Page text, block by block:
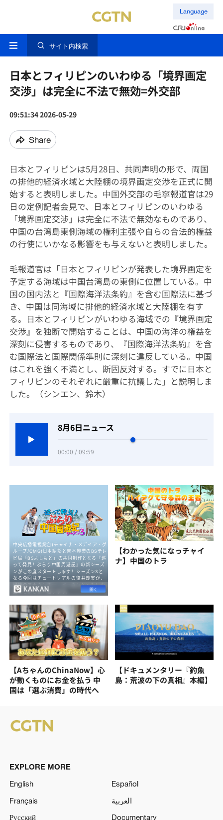
Language
サイト内検索
日本とフィリピンのいわゆる「境界画定
交渉」は完全に不法で無効=外交部
09:51:34 2026-05-29
Share
日本とフィリピンは5月28日、共同声明の形で、両国
の排他的経済水域と大陸棚の境界画定交渉を正式に開
始すると表明しました。中国外交部の毛寧報道官は29
日の定例記者会見で、日本とフィリピンのいわゆる
「境界画定交渉」は完全に不法で無効なものであり、
中国の台湾島東側海域の権利主張や自らの合法的権益
の行使にいかなる影響をも与えないと表明しました。
毛報道官は「日本とフィリピンが発表した境界画定を
予定する海域は中国台湾島の東側に位置している。中
国の国内法と『国際海洋法条約』を含む国際法に基づ
き、中国は同海域に排他的経済水域と大陸棚を有す
る。日本とフィリピンがいわゆる海域での『境界画定
交渉』を独断で開始することは、中国の海洋の権益を
深刻に侵害するものであり、『国際海洋法条約』を含
む国際法と国際関係準則に深刻に違反している。中国
はこれを強く不満とし、断固反対する。すでに日本と
フィリピンのそれぞれに厳重に抗議した」と説明しま
した。（シンエン、鈴木）
8月6日ニュース
00:00 / 09:59
【わかった気になっチャイ
ナ】中国のトラ
【AちゃんのChinaNow】心
が動くものにお金を払う 中
国は「選ぶ消費」の時代へ
【ドキュメンタリー『釣魚
島：荒波の下の真相』本編】
EXPLORE MORE
English
Español
Français
العربية
Русский
Documentary